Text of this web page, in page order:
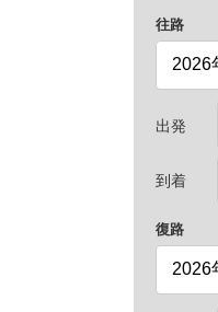
往路
出発
到着
復路